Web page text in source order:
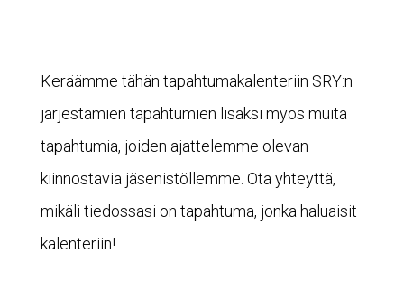
Keräämme tähän tapahtumakalenteriin SRY:n
järjestämien tapahtumien lisäksi myös muita
tapahtumia, joiden ajattelemme olevan
kiinnostavia jäsenistöllemme. Ota yhteyttä,
mikäli tiedossasi on tapahtuma, jonka haluaisit
kalenteriin!